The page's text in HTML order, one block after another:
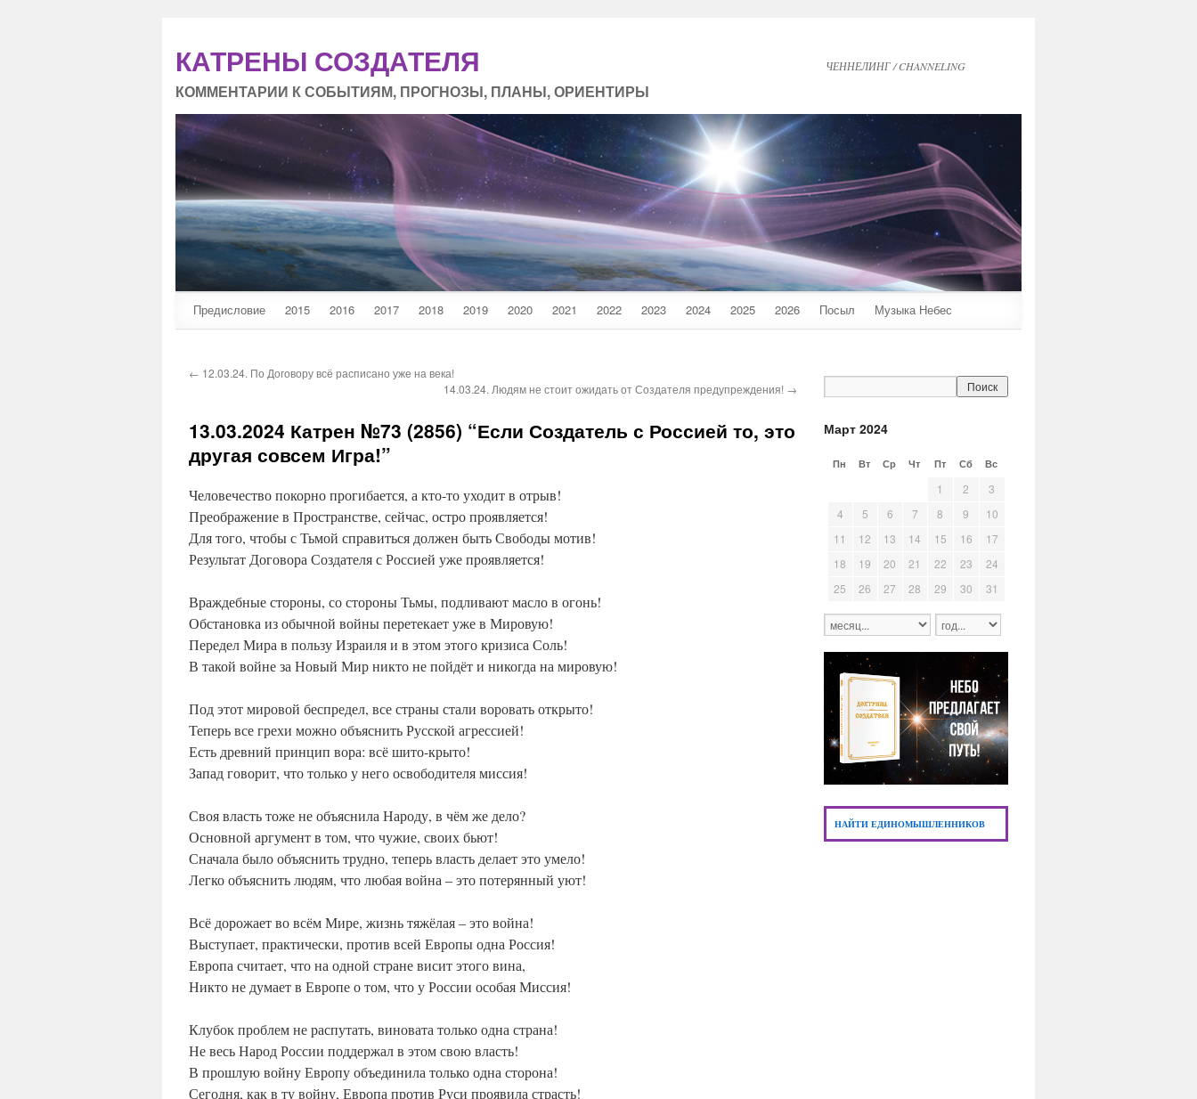
ЧЕННЕЛИНГ / CHANNELING
КАТРЕНЫ СОЗДАТЕЛЯ
КОММЕНТАРИИ К СОБЫТИЯМ, ПРОГНОЗЫ, ПЛАНЫ, ОРИЕНТИРЫ
Предисловие 2015 2016 2017 2018 2019 2020 2021 2022 2023 2024 2025 2026 Посыл Музыка Небес
Март 2024
Пн Вт Ср Чт Пт Сб Вс
1 2
3
4
5 6 7 8 9
10
11
12 13 14 15 16
17
18
19 20 21 22 23
24
25
26 27 28 29 30 31
НАЙТИ ЕДИНОМЫШЛЕННИКОВ
← 12.03.24. По Договору всё расписано уже на века!
14.03.24. Людям не стоит ожидать от Создателя предупреждения! →
13.03.2024 Катрен №73 (2856) “Если Создатель с Россией то, это
другая совсем Игра!”
Человечество покорно прогибается, а кто-то уходит в отрыв!
Преображение в Пространстве, сейчас, остро проявляется!
Для того, чтобы с Тьмой справиться должен быть Свободы мотив!
Результат Договора Создателя с Россией уже проявляется!
Враждебные стороны, со стороны Тьмы, подливают масло в огонь!
Обстановка из обычной войны перетекает уже в Мировую!
Передел Мира в пользу Израиля и в этом этого кризиса Соль!
В такой войне за Новый Мир никто не пойдёт и никогда на мировую!
Под этот мировой беспредел, все страны стали воровать открыто!
Теперь все грехи можно объяснить Русской агрессией!
Есть древний принцип вора: всё шито-крыто!
Запад говорит, что только у него освободителя миссия!
Своя власть тоже не объяснила Народу, в чём же дело?
Основной аргумент в том, что чужие, своих бьют!
Сначала было объяснить трудно, теперь власть делает это умело!
Легко объяснить людям, что любая война – это потерянный уют!
Всё дорожает во всём Мире, жизнь тяжёлая – это война!
Выступает, практически, против всей Европы одна Россия!
Европа считает, что на одной стране висит этого вина,
Никто не думает в Европе о том, что у России особая Миссия!
Клубок проблем не распутать, виновата только одна страна!
Не весь Народ России поддержал в этом свою власть!
В прошлую войну Европу объединила только одна сторона!
Сегодня, как в ту войну, Европа против Руси проявила страсть!